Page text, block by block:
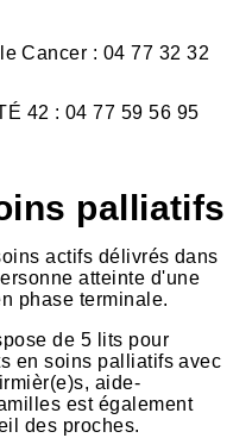
Cancer : 04 77 32 32
42 : 04 77 59 56 95
palliatifs
actifs délivrés dans
atteinte d'une
phase terminale.
de 5 lits pour
en soins palliatifs avec
aide-
est également
des proches.